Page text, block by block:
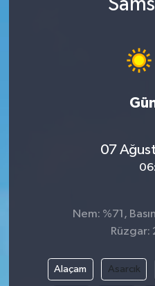
07
Nem: %71,
Rüzgar:
Alaçam Asarcık